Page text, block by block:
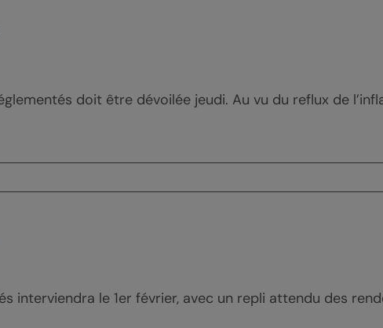
doit être dévoilée jeudi. Au vu du reflux de
interviendra le 1er février, avec un repli attendu des